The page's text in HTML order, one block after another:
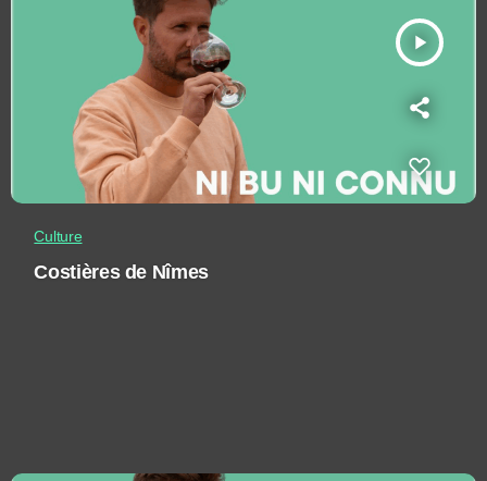
play_arrow
Culture
Costières de Nîmes